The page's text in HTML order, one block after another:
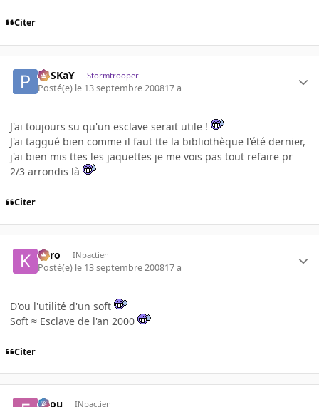
Citer
PoSKaY Stormtrooper
Posté(e) le 13 septembre 200817 a
J'ai toujours su qu'un esclave serait utile !
J'ai taggué bien comme il faut tte la bibliothèque l'été dernier,
j'ai bien mis ttes les jaquettes je me vois pas tout refaire pr
2/3 arrondis là
Citer
kyro INpactien
Posté(e) le 13 septembre 200817 a
D'ou l'utilité d'un soft
Soft ≈ Esclave de l'an 2000
Citer
falou INpactien